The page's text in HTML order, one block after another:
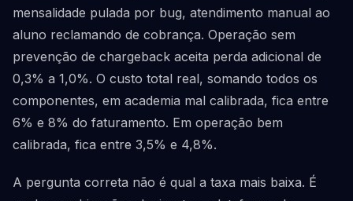
mensalidade pulada por bug, atendimento manual ao
aluno reclamando de cobrança. Operação sem
prevenção de chargeback aceita perda adicional de
0,3% a 1,0%. O custo total real, somando todos os
componentes, em academia mal calibrada, fica entre
6% e 8% do faturamento. Em operação bem
calibrada, fica entre 3,5% e 4,8%.
A pergunta correta não é qual a taxa mais baixa. É